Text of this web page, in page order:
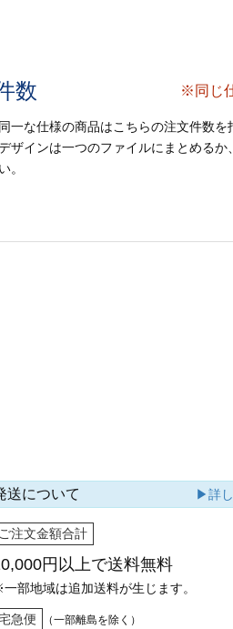
数 ※同じ
同一な仕様の商品はこちらの注文件数を
ザインは一つのファイルにまとめる
い。
送について ▶詳
ご注文金額合計
円以上で送料無料
部地域は追加送料が生じます。
急便 （一部離島を除く）